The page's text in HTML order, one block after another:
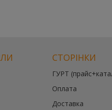
СТОРІНКИ
ГУРТ
Оплата
Доставка